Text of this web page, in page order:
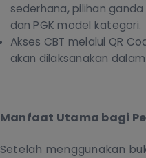
sederhana, pilihan
dan PGK model kategori.
Akses CBT melalui QR
akan dilaksanakan
Manfaat Utama bagi
Setelah menggunakan